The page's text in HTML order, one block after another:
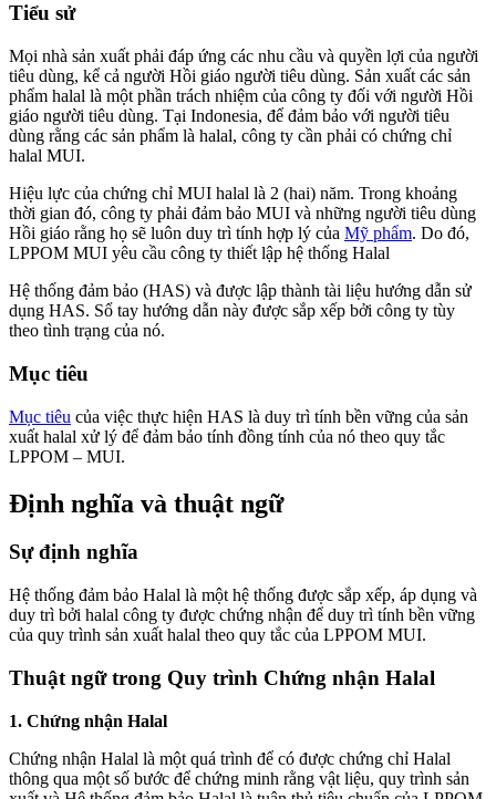
Tiểu sử
Mọi nhà sản xuất phải đáp ứng các nhu cầu và quyền lợi của người
tiêu dùng, kể cả người Hồi giáo người tiêu dùng. Sản xuất các sản
phẩm halal là một phần trách nhiệm của công ty đối với người Hồi
giáo người tiêu dùng. Tại Indonesia, để đảm bảo với người tiêu
dùng rằng các sản phẩm là halal, công ty cần phải có chứng chỉ
halal MUI.
Hiệu lực của chứng chỉ MUI halal là 2 (hai) năm. Trong khoảng
thời gian đó, công ty phải đảm bảo MUI và những người tiêu dùng
Hồi giáo rằng họ sẽ luôn duy trì tính hợp lý của Mỹ phẩm. Do đó,
LPPOM MUI yêu cầu công ty thiết lập hệ thống Halal
Hệ thống đảm bảo (HAS) và được lập thành tài liệu hướng dẫn sử
dụng HAS. Sổ tay hướng dẫn này được sắp xếp bởi công ty tùy
theo tình trạng của nó.
Mục tiêu
Mục tiêu của việc thực hiện HAS là duy trì tính bền vững của sản
xuất halal xử lý để đảm bảo tính đồng tính của nó theo quy tắc
LPPOM – MUI.
Định nghĩa và thuật ngữ
Sự định nghĩa
Hệ thống đảm bảo Halal là một hệ thống được sắp xếp, áp dụng và
duy trì bởi halal công ty được chứng nhận để duy trì tính bền vững
của quy trình sản xuất halal theo quy tắc của LPPOM MUI.
Thuật ngữ trong Quy trình Chứng nhận Halal
1. Chứng nhận Halal
Chứng nhận Halal là một quá trình để có được chứng chỉ Halal
thông qua một số bước để chứng minh rằng vật liệu, quy trình sản